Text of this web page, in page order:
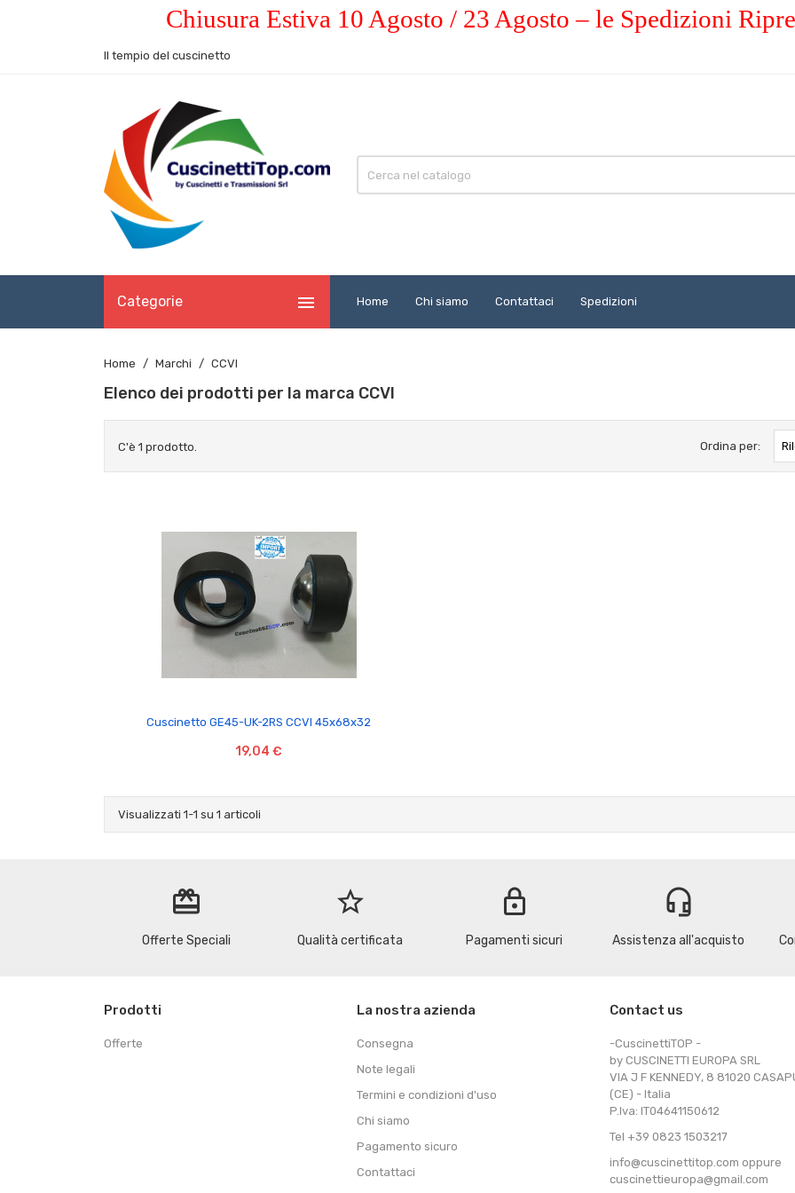
Chiusura Estiva 10 Agosto / 23 Agosto – le Spedizioni
Il tempio del cuscinetto
Categorie  Home Chi siamo Contattaci Spedizioni
Home Marchi CCVI
Elenco dei prodotti per la marca CCVI
C'è 1 prodotto. Ordina per:

Cuscinetto GE45-UK-2RS CCVI 45x68x32
19,04 €
Visualizzati 1-1 su 1 articoli
redeem
Offerte Speciali
star_border
Qualità certificata
lock
Pagamenti sicuri
headset_mic
Assistenza all'acquisto
Prodotti
Offerte
La nostra azienda
Consegna
Note legali
Termini e condizioni d'uso
Chi siamo
Pagamento sicuro
Contattaci
Contact us
-CuscinettiTOP -
by CUSCINETTI EUROPA SRL
VIA J F KENNEDY, 8 81020
(CE) - Italia
P.Iva: IT04641150612
Tel +39 0823 1503217
info@cuscinettitop.com oppure
cuscinettieuropa@gmail.com